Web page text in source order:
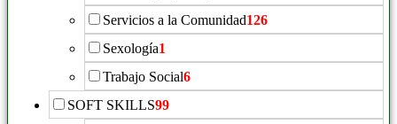
Servicios a la Comunidad126
Sexología1
Trabajo Social6
SOFT SKILLS99